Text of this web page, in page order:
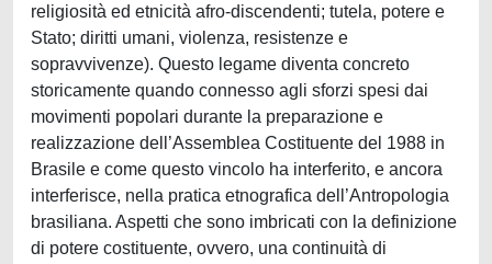
religiosità ed etnicità afro-discendenti; tutela, potere e
Stato; diritti umani, violenza, resistenze e
sopravvivenze). Questo legame diventa concreto
storicamente quando connesso agli sforzi spesi dai
movimenti popolari durante la preparazione e
realizzazione dell’Assemblea Costituente del 1988 in
Brasile e come questo vincolo ha interferito, e ancora
interferisce, nella pratica etnografica dell’Antropologia
brasiliana. Aspetti che sono imbricati con la definizione
di potere costituente, ovvero, una continuità di